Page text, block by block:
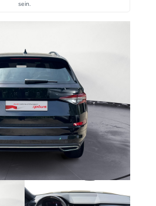
sein.